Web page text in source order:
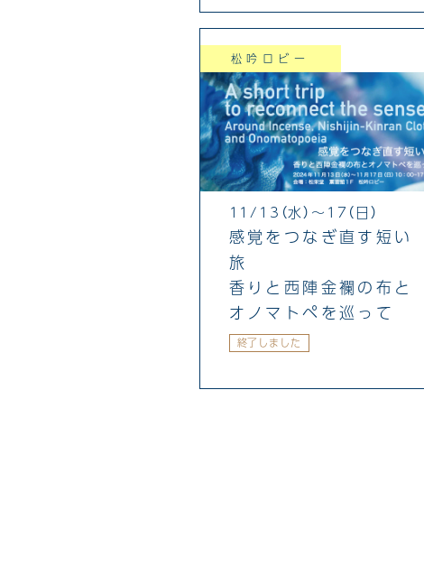
松吟ロビー
11/13（水）～17（日）
感覚をつなぎ直す短い
旅
香りと西陣金襴の布と
オノマトペを巡って
終了しました